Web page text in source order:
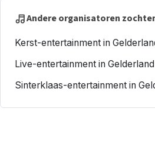
Andere organisatoren
Kerst-entertainment in
Live-entertainment in Gelderland
Sinterklaas-entertainment in